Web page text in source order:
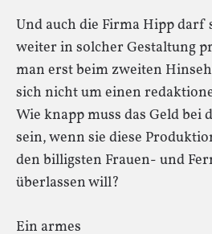
Und auch die Firma Hipp darf
weiter in solcher Gestaltung
man erst beim zweiten
sich nicht um einen
Wie knapp muss das Geld bei
sein, wenn sie diese
den billigsten Frauen- und
überlassen will?
Ein armes